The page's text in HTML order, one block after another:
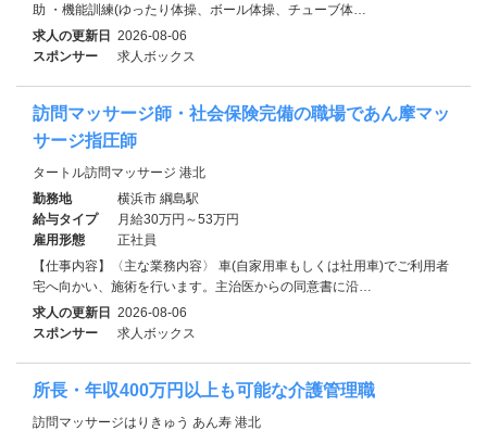
助 ・機能訓練(ゆったり体操、ボール体操、チューブ体…
求人の更新日 2026-08-06
スポンサー
求人ボックス
訪問マッサージ師・社会保険完備の職場であん摩マッ
サージ指圧師
タートル訪問マッサージ 港北
勤務地
横浜市 綱島駅
給与タイプ
月給30万円～53万円
雇用形態
正社員
【仕事内容】〈主な業務内容〉 車(自家用車もしくは社用車)でご利用者
宅へ向かい、施術を行います。主治医からの同意書に沿…
求人の更新日 2026-08-06
スポンサー
求人ボックス
所長・年収400万円以上も可能な介護管理職
訪問マッサージはりきゅう あん寿 港北